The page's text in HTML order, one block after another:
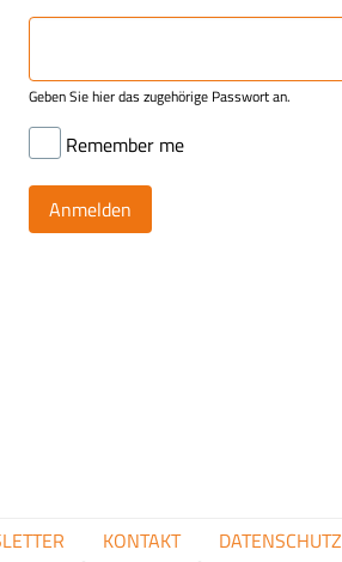
Geben Sie hier das zugehörige Passwort an.
Remember me
FUSSZEILENMENÜKONTAKT DATENSCHUTZ